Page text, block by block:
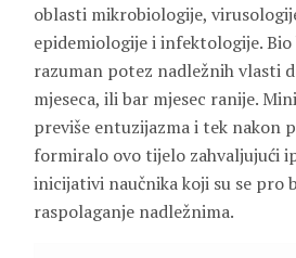
oblasti mikrobiologije,
epidemiologije i infektologije.
razuman potez nadležnih vlasti
mjeseca, ili bar mjesec ranije.
previše entuzijazma i tek nakon
formiralo ovo tijelo zahvaljujući
inicijativi naučnika koji su se pro
raspolaganje nadležnima.